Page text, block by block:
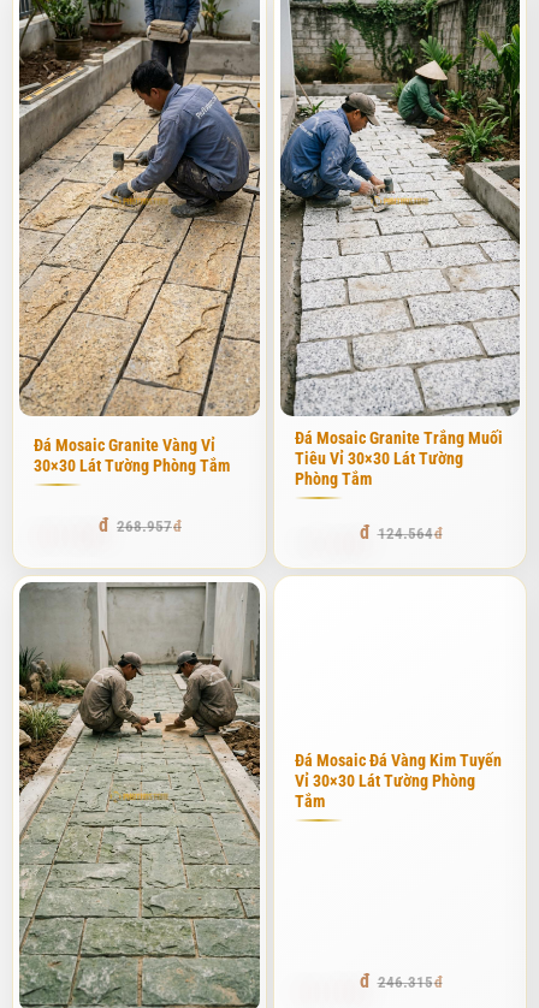
Đá Mosaic Granite Vàng Vỉ
30×30 Lát Tường Phòng Tắm
268.957
Đá Mosaic Granite Trắng Muối
Tiêu Vỉ 30×30 Lát Tường
Phòng Tắm
124.564
Đá Mosaic Đá Vàng Kim Tuyến
Vỉ 30×30 Lát Tường Phòng
Tắm
246.315